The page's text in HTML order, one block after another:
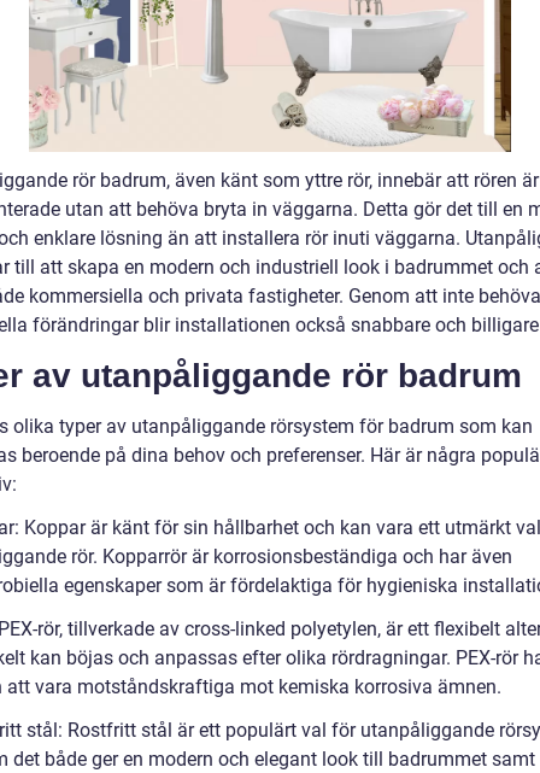
rör badrum, även känt som yttre rör, innebär att rören
utan att behöva bryta in väggarna. Detta gör det till en
enklare lösning än att installera rör inuti väggarna.
till att skapa en modern och industriell look i badrummet och
kommersiella och privata fastigheter. Genom att inte
förändringar blir installationen också snabbare och
av utanpåliggande rör badrum
olika typer av utanpåliggande rörsystem för badrum som kan
beroende på dina behov och preferenser. Här är några
Koppar är känt för sin hållbarhet och kan vara ett utmärkt
rör. Kopparrör är korrosionsbeständiga och har även
egenskaper som är fördelaktiga för hygieniska
rör, tillverkade av cross-linked polyetylen, är ett flexibelt
kan böjas och anpassas efter olika rördragningar. PEX-rör
att vara motståndskraftiga mot kemiska korrosiva ämnen.
stål: Rostfritt stål är ett populärt val för utanpåliggande
det både ger en modern och elegant look till badrummet samt